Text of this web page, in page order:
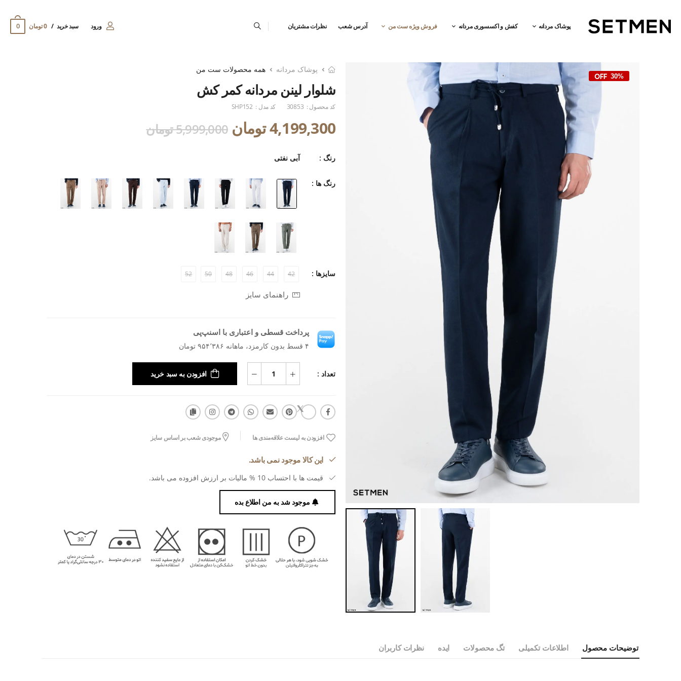
پوشاک مردانه کفش و اکسسوری مردانه فروش ویژه ست من آدرس شعب نظرات مشتریان ورود سبد خرید 0 تومان 0
30%
پوشاک مردانه همه محصولات ست من
شلوار لینن مردانه کمر کش
کد محصول : 30853 کد مدل : SHP152
4,199,300 تومان 5,999,000 تومان
رنگ : آبی نفتی
رنگ ها :
سایزها : 42
44
46
48
50
52
راهنمای سایز
پرداخت قسطی و اعتباری با اسنپ‌پی
۴ قسط بدون کارمزد، ماهانه ۹۵۴٬۳۸۶ تومان
تعداد : افزودن به سبد خرید
افزودن به لیست علاقه‌مندی ها موجودی شعب بر اساس سایز
این کالا موجود نمی باشد.
قیمت ها با احتساب 10 % مالیات بر ارزش افزوده می باشد.
موجود شد به من اطلاع بده
توضیحات محصول اطلاعات تکمیلی تگ محصولات ایده نظرات کاربران